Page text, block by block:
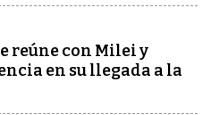
reúne con Milei y
en su llegada a la